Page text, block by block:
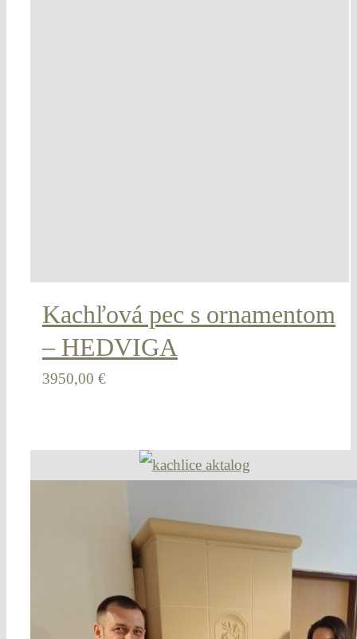
Kachľová pec s ornamentom
– HEDVIGA
3950,00 €